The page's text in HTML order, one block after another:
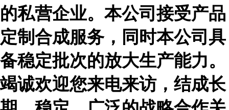
的私营企业。本公司接受产品
定制合成服务，同时本公司具
备稳定批次的放大生产能力。
竭诚欢迎您来电来访，结成长